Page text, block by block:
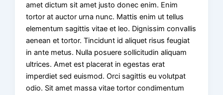
amet dictum sit amet justo donec enim. Enim
tortor at auctor urna nunc. Mattis enim ut tellus
elementum sagittis vitae et leo. Dignissim convallis
aenean et tortor. Tincidunt id aliquet risus feugiat
in ante metus. Nulla posuere sollicitudin aliquam
ultrices. Amet est placerat in egestas erat
imperdiet sed euismod. Orci sagittis eu volutpat
odio. Sit amet massa vitae tortor condimentum